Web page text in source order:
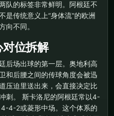
队的标签非常鲜明。阿根廷不
是传统意义上“身体流”的欧洲
向不同。
位拆解
后场出球的第一层。奥地利高
和后腰之间的传球角度会被迅
压迫里送出来，会直接决定比
刺。 斯卡洛尼的阿根廷常以4-
4-2或菱形中场。这个体系的